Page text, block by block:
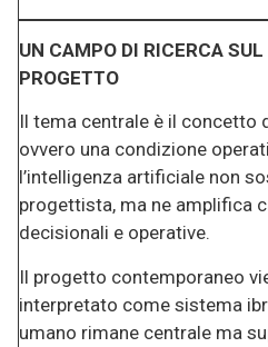
UN CAMPO DI RICERCA
PROGETTO
Il tema centrale è il concetto
ovvero una condizione
l’intelligenza artificiale non
progettista, ma ne amplifica
decisionali e operative.
Il progetto contemporaneo
interpretato come sistema
umano rimane centrale ma